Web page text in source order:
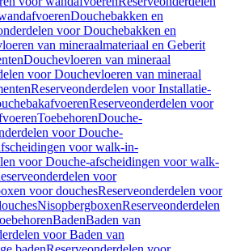
Douchebakken en
voor Douchebakken en
van mineraalmateriaal en Geberit
Douchevloeren van mineraal
voor Douchevloeren van mineraal
Reserveonderdelen voor Installatie-
Reserveonderdelen voor
ToebehorenDouche-
voor Douche-
voor walk-in-
voor Douche-afscheidingen voor walk-
voor
voor douchesReserveonderdelen voor
NisopbergboxenReserveonderdelen
BadenBaden van
voor Baden van